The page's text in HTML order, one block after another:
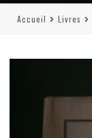
Accueil Livres